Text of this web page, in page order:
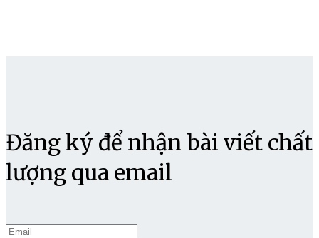
Đăng ký để nhận bài viết chất
lượng qua email